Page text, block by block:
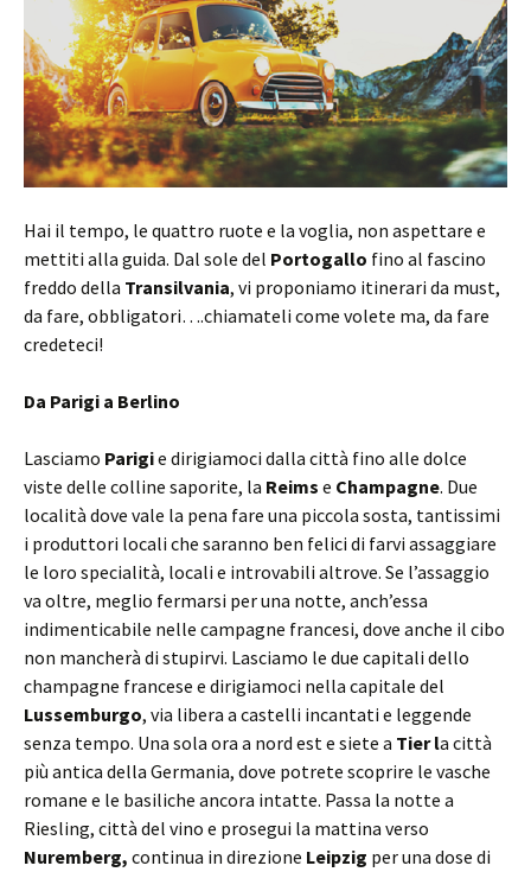
Hai il tempo, le quattro ruote e la voglia, non aspettare e
mettiti alla guida. Dal sole del Portogallo fino al fascino
freddo della Transilvania, vi proponiamo itinerari da must,
da fare, obbligatori….chiamateli come volete ma, da fare
credeteci!
Da Parigi a Berlino
Lasciamo Parigie dirigiamoci dalla città fino alle dolce
viste delle colline saporite, la Reims e Champagne. Due
località dove vale la pena fare una piccola sosta, tantissimi
i produttori locali che saranno ben felici di farvi assaggiare
le loro specialità, locali e introvabili altrove. Se l’assaggio
va oltre, meglio fermarsi per una notte, anch’essa
indimenticabile nelle campagne francesi, dove anche il cibo
non mancherà di stupirvi. Lasciamo le due capitali dello
champagne francese e dirigiamoci nella capitale del
Lussemburgo, via libera a castelli incantati e leggende
senza tempo. Una sola ora a nord est e siete a Tier la città
più antica della Germania, dove potrete scoprire le vasche
romane e le basiliche ancora intatte. Passa la notte a
Riesling, città del vino e prosegui la mattina verso
Nuremberg, continua in direzione Leipzig per una dose di